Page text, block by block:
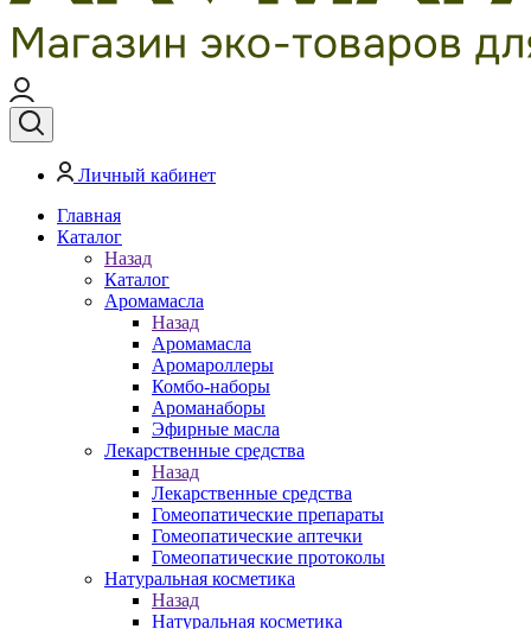
Личный кабинет
Главная
Каталог
Назад
Каталог
Аромамасла
Назад
Аромамасла
Аромароллеры
Комбо-наборы
Ароманаборы
Эфирные масла
Лекарственные средства
Назад
Лекарственные средства
Гомеопатические препараты
Гомеопатические аптечки
Гомеопатические протоколы
Натуральная косметика
Назад
Натуральная косметика